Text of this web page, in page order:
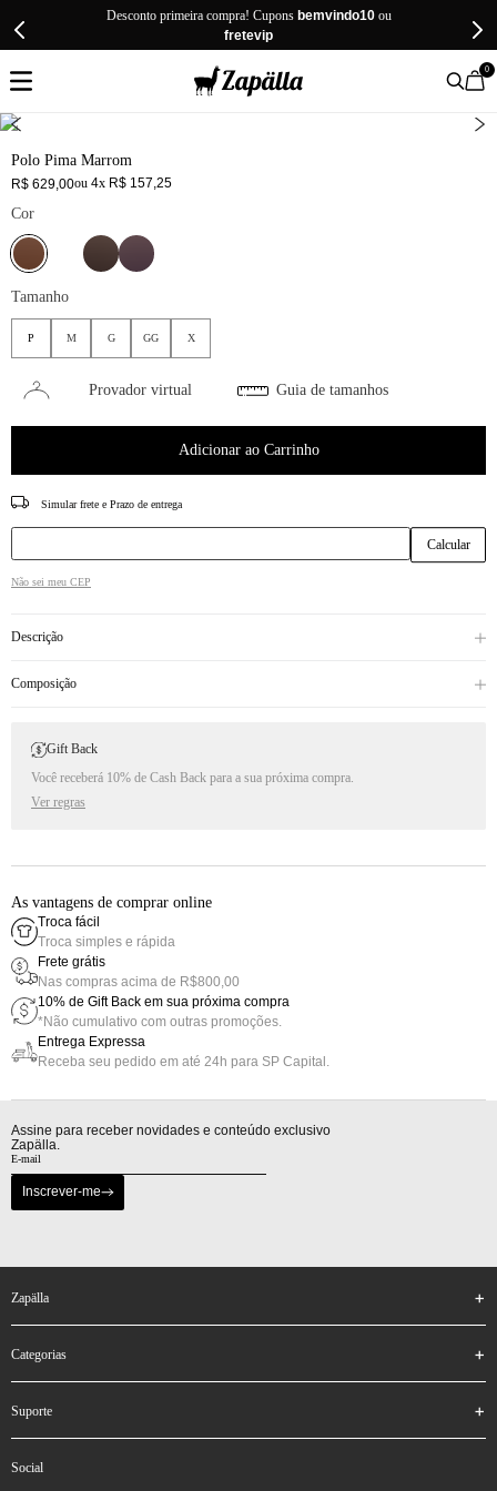
Desconto primeira compra! Cupons bemvindo10ou
fretevip
0
Polo Pima Marrom
R$ 629,00ou 4x R$ 157,25
Cor
Tamanho
P M G GG X
Provador virtual Guia de tamanhos
Adicionar ao Carrinho
CEP
Não sei meu CEP
Descrição
Composição
Gift Back
Você receberá 10% de Cash Back para a sua próxima compra.
Ver regras
As vantagens de comprar online
Troca fácil
Troca simples e rápida
Frete grátis
Nas compras acima de R$800,00
10% de Gift Back em sua próxima compra
*Não cumulativo com outras promoções.
Entrega Expressa
Receba seu pedido em até 24h para SP Capital.
Assine para receber novidades e conteúdo exclusivo
Zapälla.
Inscrever-me
zapälla
categorias
suporte
social